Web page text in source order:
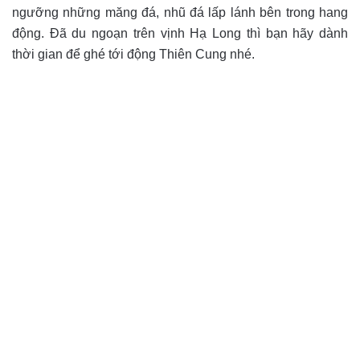
ngưỡng những măng đá, nhũ đá lấp lánh bên trong hang
động. Đã du ngoạn trên vịnh Hạ Long thì bạn hãy dành
thời gian để ghé tới động Thiên Cung nhé.